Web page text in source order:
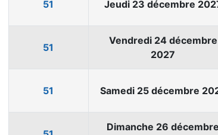
51 Jeudi 23 décembre
51
Vendredi 24 décembre
2027
51 Samedi 25 décembre
Dimanche 26 décembre